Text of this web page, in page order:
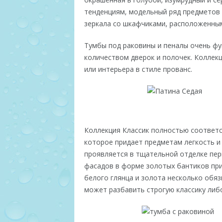
тенденциям, модельный ряд
зеркала со шкафчиками,
Тумбы под раковины и пеналы очень
количеством дверок и полочек.
или интерьера в стиле прованс.
Коллекция Классик полностью
которое придает предметам легкость
проявляется в тщательной отделке
фасадов в форме золотых бантиков
белого глянца и золота несколько
может разбавить строгую классику